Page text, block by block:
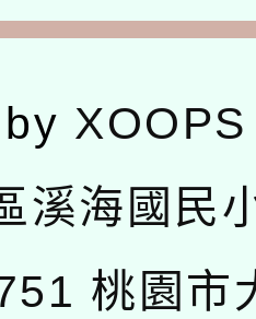
XOOPS
溪海國民
桃園市